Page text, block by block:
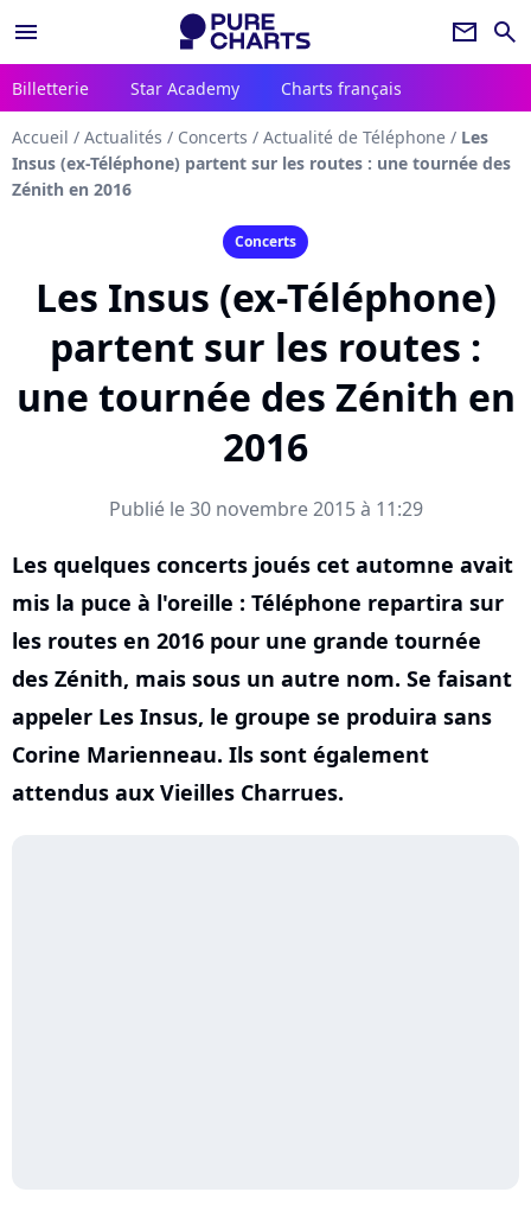
menu newsletter search
Billetterie Star Academy Charts français
Accueil / Actualités / Concerts / Actualité de Téléphone / Les
Insus (ex-Téléphone) partent sur les routes : une tournée des
Zénith en 2016
Concerts
Les Insus (ex-Téléphone)
partent sur les routes :
une tournée des Zénith en
2016
Publié le 30 novembre 2015 à 11:29
Les quelques concerts joués cet automne avait
mis la puce à l'oreille : Téléphone repartira sur
les routes en 2016 pour une grande tournée
des Zénith, mais sous un autre nom. Se faisant
appeler Les Insus, le groupe se produira sans
Corine Marienneau. Ils sont également
attendus aux Vieilles Charrues.